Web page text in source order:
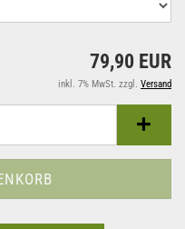
79,90 EUR
inkl. 7% MwSt. zzgl. Versand